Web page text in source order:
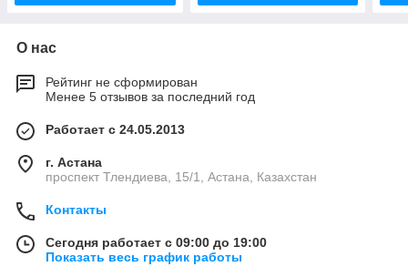
О нас
Рейтинг не сформирован
Менее 5 отзывов за последний год
Работает с 24.05.2013
г. Астана
проспект Тлендиева, 15/1, Астана, Казахстан
Контакты
Сегодня работает с 09:00 до 19:00
Показать весь график работы